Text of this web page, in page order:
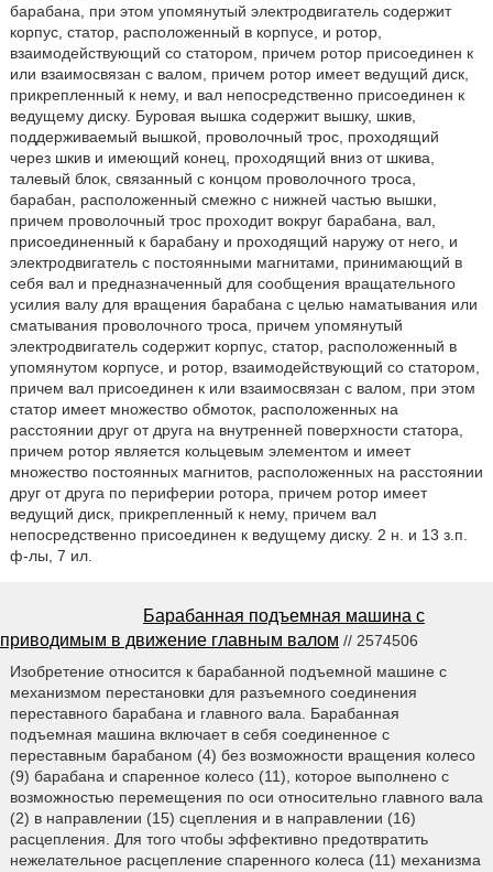
барабана, при этом упомянутый электродвигатель содержит
корпус, статор, расположенный в корпусе, и ротор,
взаимодействующий со статором, причем ротор присоединен к
или взаимосвязан с валом, причем ротор имеет ведущий диск,
прикрепленный к нему, и вал непосредственно присоединен к
ведущему диску. Буровая вышка содержит вышку, шкив,
поддерживаемый вышкой, проволочный трос, проходящий
через шкив и имеющий конец, проходящий вниз от шкива,
талевый блок, связанный с концом проволочного троса,
барабан, расположенный смежно с нижней частью вышки,
причем проволочный трос проходит вокруг барабана, вал,
присоединенный к барабану и проходящий наружу от него, и
электродвигатель с постоянными магнитами, принимающий в
себя вал и предназначенный для сообщения вращательного
усилия валу для вращения барабана с целью наматывания или
сматывания проволочного троса, причем упомянутый
электродвигатель содержит корпус, статор, расположенный в
упомянутом корпусе, и ротор, взаимодействующий со статором,
причем вал присоединен к или взаимосвязан с валом, при этом
статор имеет множество обмоток, расположенных на
расстоянии друг от друга на внутренней поверхности статора,
причем ротор является кольцевым элементом и имеет
множество постоянных магнитов, расположенных на расстоянии
друг от друга по периферии ротора, причем ротор имеет
ведущий диск, прикрепленный к нему, причем вал
непосредственно присоединен к ведущему диску. 2 н. и 13 з.п.
ф-лы, 7 ил.
Барабанная подъемная машина с
приводимым в движение главным валом // 2574506
Изобретение относится к барабанной подъемной машине с
механизмом перестановки для разъемного соединения
переставного барабана и главного вала. Барабанная
подъемная машина включает в себя соединенное с
переставным барабаном (4) без возможности вращения колесо
(9) барабана и спаренное колесо (11), которое выполнено с
возможностью перемещения по оси относительно главного вала
(2) в направлении (15) сцепления и в направлении (16)
расцепления. Для того чтобы эффективно предотвратить
нежелательное расцепление спаренного колеса (11) механизма